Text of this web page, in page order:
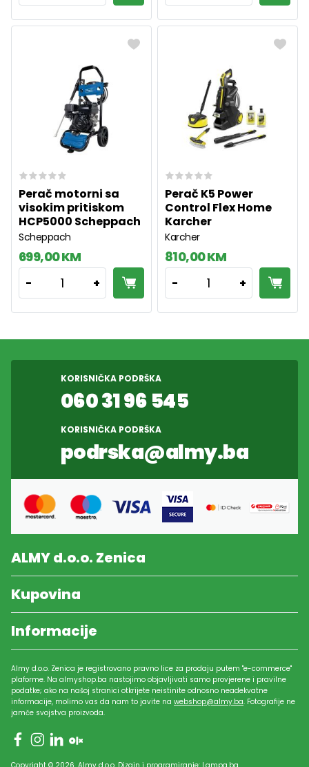
Perač motorni sa
visokim pritiskom
HCP5000 Scheppach
Scheppach
699,00 KM
- 1 +
Perač K5 Power
Control Flex Home
Karcher
Karcher
810,00 KM
- 1 +
KORISNIČKA PODRŠKA
060 31 96 545
KORISNIČKA PODRŠKA
podrska@almy.ba
ALMY d.o.o. Zenica
Kupovina
Informacije
Almy d.o.o. Zenica je registrovano pravno lice za prodaju putem "e-commerce"
plaforme. Na almyshop.ba nastojimo objavljivati samo provjerene i pravilne
podatke; ako na našoj stranici otkrijete neistinite odnosno neadekvatne
informacije, molimo vas da nam to javite na webshop@almy.ba. Fotografije ne
jamče svojstva proizvoda.